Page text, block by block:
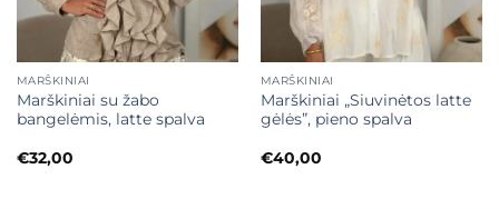
MARŠKINIAI
Marškiniai su žabo
bangelėmis, latte spalva
€32,00
MARŠKINIAI
Marškiniai „Siuvinėtos latte
gėlės”, pieno spalva
€40,00